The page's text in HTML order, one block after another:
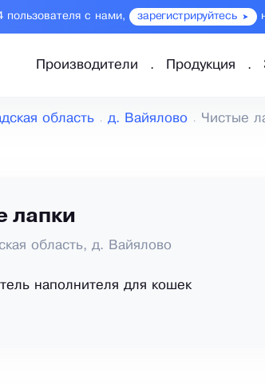
пользователя с нами, зарегистрируйтесь
Производители Продукция
область д. Вайялово Чистые
лапки
область, д. Вайялово
наполнителя для кошек